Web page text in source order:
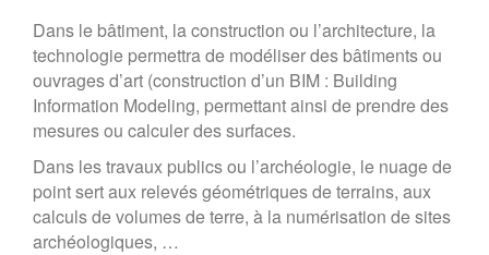
Dans le bâtiment, la construction ou l’architecture, la
technologie permettra de modéliser des bâtiments ou
ouvrages d’art (construction d’un BIM : Building
Information Modeling, permettant ainsi de prendre des
mesures ou calculer des surfaces.
Dans les travaux publics ou l’archéologie, le nuage de
point sert aux relevés géométriques de terrains, aux
calculs de volumes de terre, à la numérisation de sites
archéologiques, …